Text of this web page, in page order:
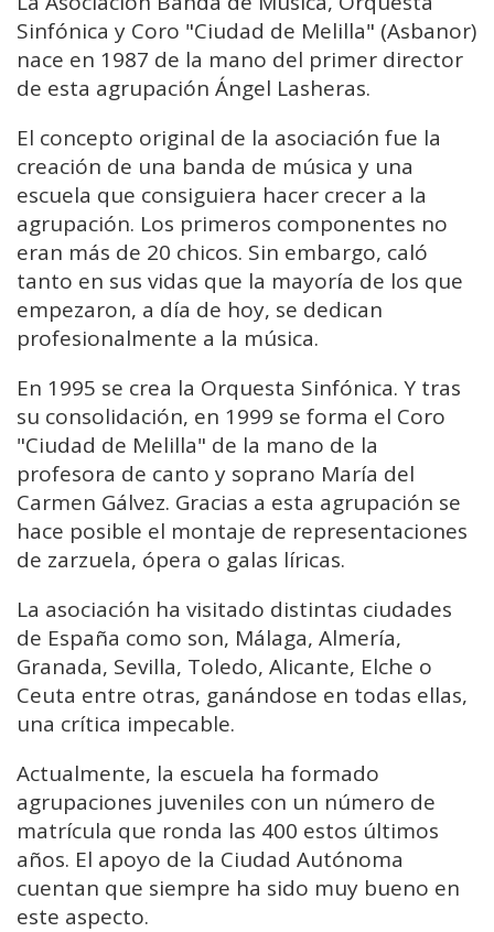
Sinfónica y Coro "Ciudad de Melilla" (Asbanor)
nace en 1987 de la mano del primer director
de esta agrupación Ángel Lasheras.
El concepto original de la asociación fue la
creación de una banda de música y una
escuela que consiguiera hacer crecer a la
agrupación. Los primeros componentes no
eran más de 20 chicos. Sin embargo, caló
tanto en sus vidas que la mayoría de los que
empezaron, a día de hoy, se dedican
profesionalmente a la música.
En 1995 se crea la Orquesta Sinfónica. Y tras
su consolidación, en 1999 se forma el Coro
"Ciudad de Melilla" de la mano de la
profesora de canto y soprano María del
Carmen Gálvez. Gracias a esta agrupación se
hace posible el montaje de representaciones
de zarzuela, ópera o galas líricas.
La asociación ha visitado distintas ciudades
de España como son, Málaga, Almería,
Granada, Sevilla, Toledo, Alicante, Elche o
Ceuta entre otras, ganándose en todas ellas,
una crítica impecable.
Actualmente, la escuela ha formado
agrupaciones juveniles con un número de
matrícula que ronda las 400 estos últimos
años. El apoyo de la Ciudad Autónoma
cuentan que siempre ha sido muy bueno en
este aspecto.